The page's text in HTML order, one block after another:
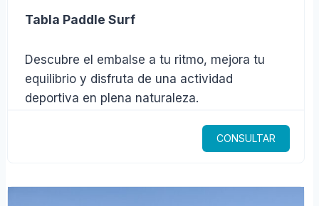
Tabla Paddle Surf
Descubre el embalse a tu ritmo, mejora tu
equilibrio y disfruta de una actividad
deportiva en plena naturaleza.
CONSULTAR